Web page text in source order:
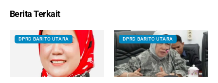
Berita Terkait
DPRD BARITO UTARA DPRD BARITO UTARA